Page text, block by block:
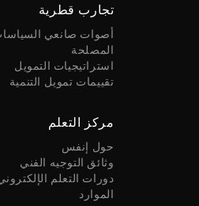
تجارب قطرية
أصوات صانعي
المصلحة
استراتيجيات التمويل
تقييمات تمويل التنمية
مركز التعلم
حول إنفس
وثائق التوجيه الفني
دورات التعلم
الموارد